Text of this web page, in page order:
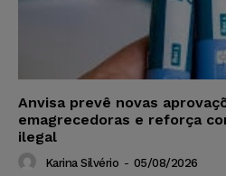
Anvisa prevê novas
emagrecedoras e reforça
ilegal
Karina Silvério - 05/08/2026